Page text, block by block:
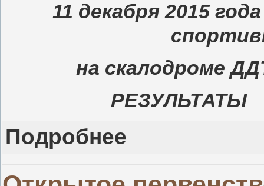
11 декабря 2015
на скалодроме
Подробнее